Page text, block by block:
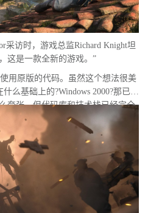
采访时，游戏总监Richard Knight坦
这是一款全新的游戏。”
用原版的代码。虽然这个想法很美
么基础上的?Windows 2000?那已经
夸张，但代码库和技术栈已经完全
样了。”